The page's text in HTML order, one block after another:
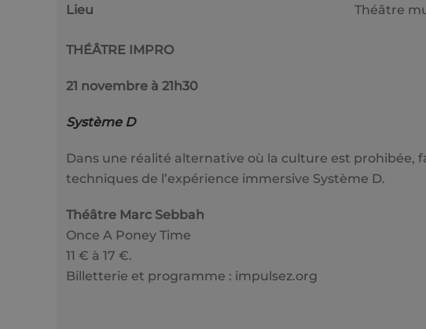
Lieu Théâtre
THÉÂTRE IMPRO
21 novembre à 21h30
Système D
Dans une réalité alternative où la culture est prohibée,
techniques de l’expérience immersive Système D.
Théâtre Marc Sebbah
Once A Poney Time
11 € à 17 €.
Billetterie et programme : impulsez.org